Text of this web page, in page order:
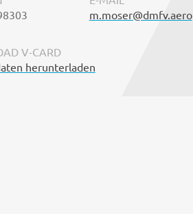
m.moser@dmfv.aero
V-CARD
herunterladen